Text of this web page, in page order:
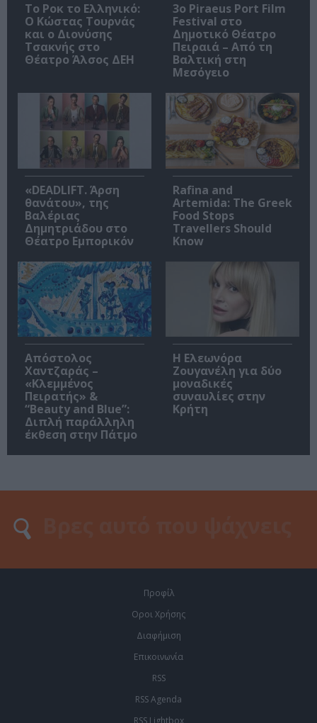
Το Ροκ το Ελληνικό:
Ο Κώστας Τουρνάς
και ο Διονύσης
Τσακνής στο
Θέατρο Άλσος ΔΕΗ
3o Piraeus Port Film
Festival στο
Δημοτικό Θέατρο
Πειραιά – Από τη
Βαλτική στη
Μεσόγειο
«DEADLIFT. Άρση
θανάτου», της
Βαλέριας
Δημητριάδου στο
Θέατρο Εμπορικόν
Rafina and
Artemida: The Greek
Food Stops
Travellers Should
Know
Απόστολος
Χαντζαράς –
«Κλεμμένος
Πειρατής» &
“Beauty and Blue”:
Διπλή παράλληλη
έκθεση στην Πάτμο
Η Ελεωνόρα
Ζουγανέλη για δύο
μοναδικές
συναυλίες στην
Κρήτη
Προφίλ
Οροι Χρήσης
Διαφήμιση
Επικοινωνία
RSS
RSS Agenda
RSS Lightbox